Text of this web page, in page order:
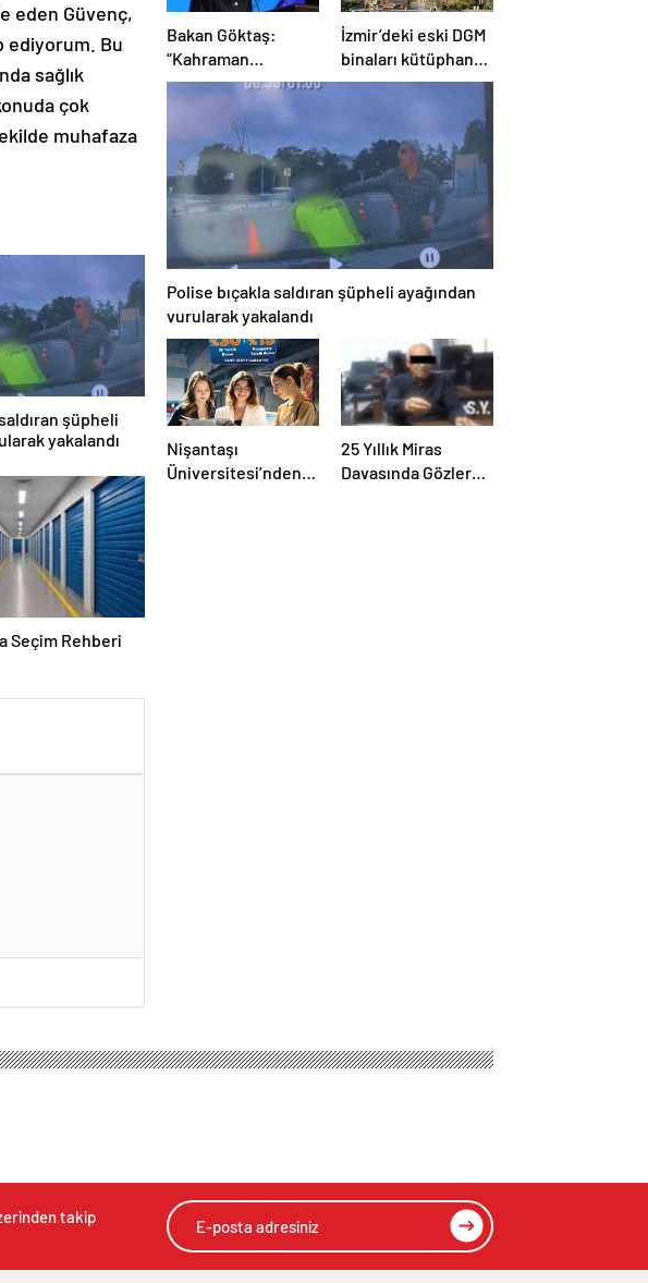
eden Güvenç,
ediyorum. Bu
sağlık
çok
muhafaza
şüpheli
yakalandı
Seçim Rehberi
Bakan Göktaş:
“Kahraman
gazilerimizin
güçlendiren yeni bir
dönemin kapılarını
aralıyoruz”
İzmir’deki eski DGM
binaları kütüphane
olacak
Polise bıçakla saldıran şüpheli ayağından
vurularak yakalandı
Nişantaşı
Üniversitesi’nden
25 Yıllık Miras
Davasında Gözler
Yılında Anısına
de